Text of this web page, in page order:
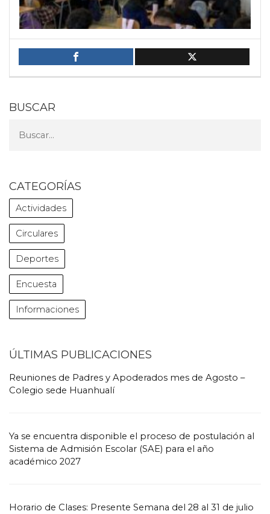
BUSCAR
CATEGORÍAS
Actividades
Circulares
Deportes
Encuesta
Informaciones
ÚLTIMAS PUBLICACIONES
Reuniones de Padres y Apoderados mes de Agosto –
Colegio sede Huanhualí
Ya se encuentra disponible el proceso de postulación al
Sistema de Admisión Escolar (SAE) para el año
académico 2027
Horario de Clases: Presente Semana del 28 al 31 de julio